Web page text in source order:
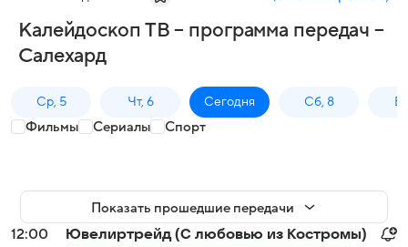
Калейдоскоп ТВ – программа передач –
Салехард
Ср, 5 Чт, 6 Сегодня Сб, 8
Фильмы Сериалы Спорт
Показать прошедшие передачи
12:00
Ювелиртрейд (С любовью из Костромы)